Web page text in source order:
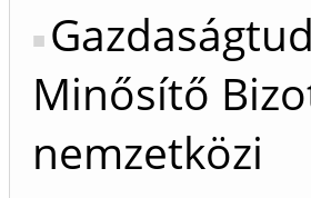
Minősítő
nemzetközi